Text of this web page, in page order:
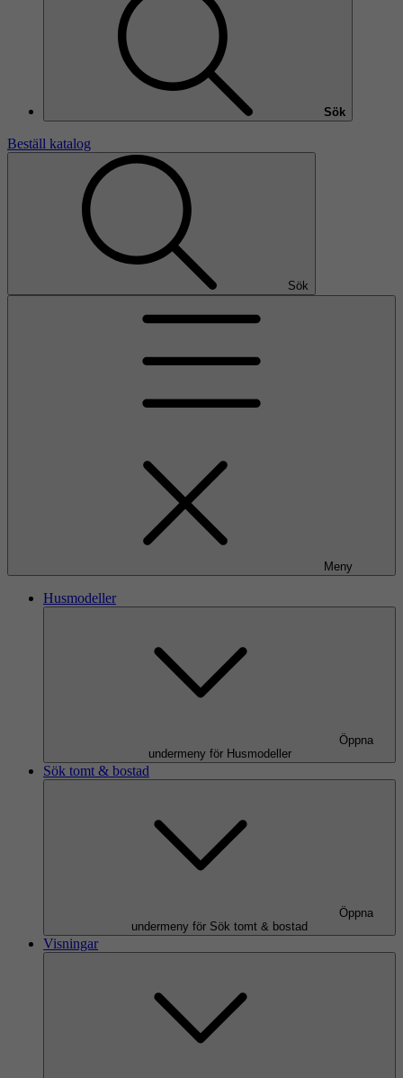
Sök
Beställ katalog
Sök
Meny
Husmodeller
Öppna
undermeny för Husmodeller
Sök tomt & bostad
Öppna
undermeny för Sök tomt & bostad
Visningar